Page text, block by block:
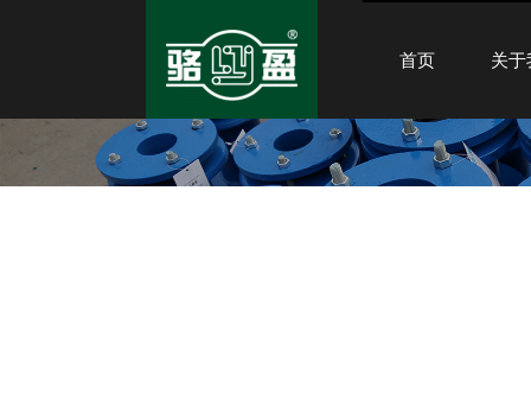
首页 关于